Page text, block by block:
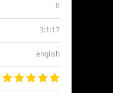
0
3:1:17
english